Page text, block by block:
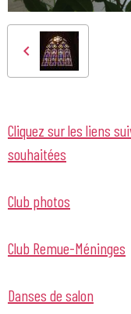
Cliquez sur les liens
souhaitées
Club photos
Club Remue-Méninges
Danses de salon